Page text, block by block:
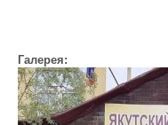
Галерея: